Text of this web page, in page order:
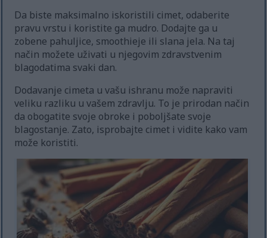
Da biste maksimalno iskoristili cimet, odaberite
pravu vrstu i koristite ga mudro. Dodajte ga u
zobene pahuljice, smoothieje ili slana jela. Na taj
način možete uživati u njegovim zdravstvenim
blagodatima svaki dan.
Dodavanje cimeta u vašu ishranu može napraviti
veliku razliku u vašem zdravlju. To je prirodan način
da obogatite svoje obroke i poboljšate svoje
blagostanje. Zato, isprobajte cimet i vidite kako vam
može koristiti.